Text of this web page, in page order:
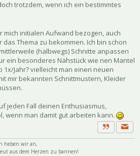
trotzdem, wenn ich ein bestimmtes
initialen Aufwand bezogen, auch
Thema zu bekommen. Ich bin schon
(halbwegs) Schnitte anpassen
ein besonderes Nähstück wie nen Mantel
1x/Jahr? vielleicht man einen neuen
mir bekannten Schnittmustern, Kleider
jeden Fall deinen Enthusiasmus,
wenn man damit gut arbeiten kann.
Zitat
heben wir an,
aus dem Herzen zu bannen!